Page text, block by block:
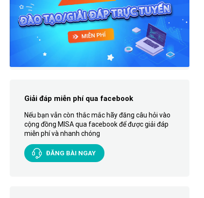
Giải đáp miễn phí qua facebook
Nếu bạn vẫn còn thắc mắc hãy đăng câu hỏi vào
cộng đồng MISA qua facebook để được giải đáp
miễn phí và nhanh chóng
ĐĂNG BÀI NGAY